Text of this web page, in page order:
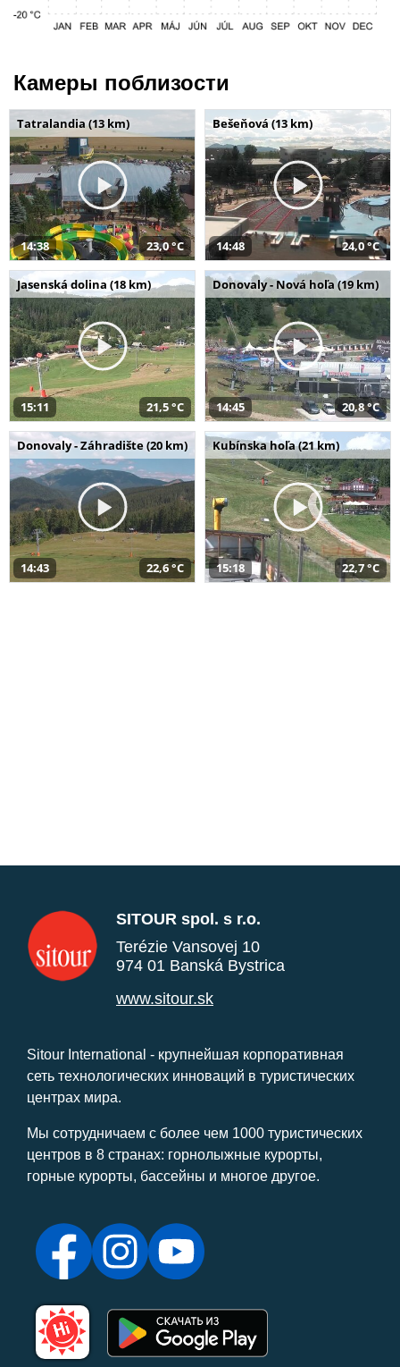
Камеры поблизости
Tatralandia (13 km)
14:38 23,0 °C
Bešeňová (13 km)
14:48 24,0 °C
Jasenská dolina (18 km)
15:11 21,5 °C
Donovaly - Nová hoľa (19 km)
14:45 20,8 °C
Donovaly - Záhradište (20 km)
14:43 22,6 °C
Kubínska hoľa (21 km)
15:18 22,7 °C
SITOUR spol. s r.o.
Terézie Vansovej 10
974 01 Banská Bystrica
www.sitour.sk
Sitour International - крупнейшая корпоративная
сеть технологических инноваций в туристических
центрах мира.
Мы сотрудничаем с более чем 1000 туристических
центров в 8 странах: горнолыжные курорты,
горные курорты, бассейны и многое другое.